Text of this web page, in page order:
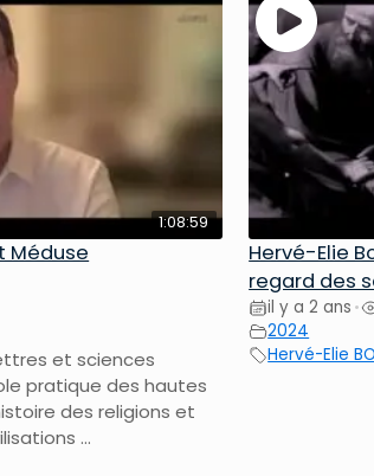
1:08:59
Méduse
et sciences
pratique des hautes
des religions et
...
Hervé-Elie
regard des
il y a 2 ans •
2024
Hervé-Elie